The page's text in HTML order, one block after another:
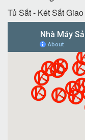
Tủ Sắt - Két Sắt